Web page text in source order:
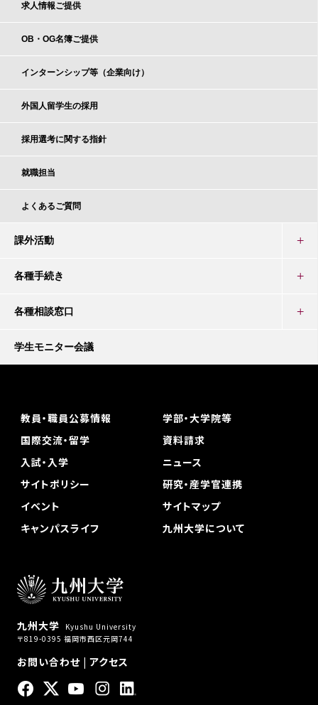
求人情報ご提供
OB・OG名簿ご提供
インターンシップ等（企業向け）
外国人留学生の採用
採用選考に関する指針
就職担当
よくあるご質問
課外活動
各種手続き
各種相談窓口
学生モニター会議
九州大学
Kyushu University
〒819-0395 福岡市西区元岡744
お問い合わせ| アクセス
教員・職員公募情報
学部・大学院等
国際交流・留学
資料請求
入試・入学
ニュース
サイトポリシー
研究・産学官連携
イベント
サイトマップ
キャンパスライフ
九州大学について